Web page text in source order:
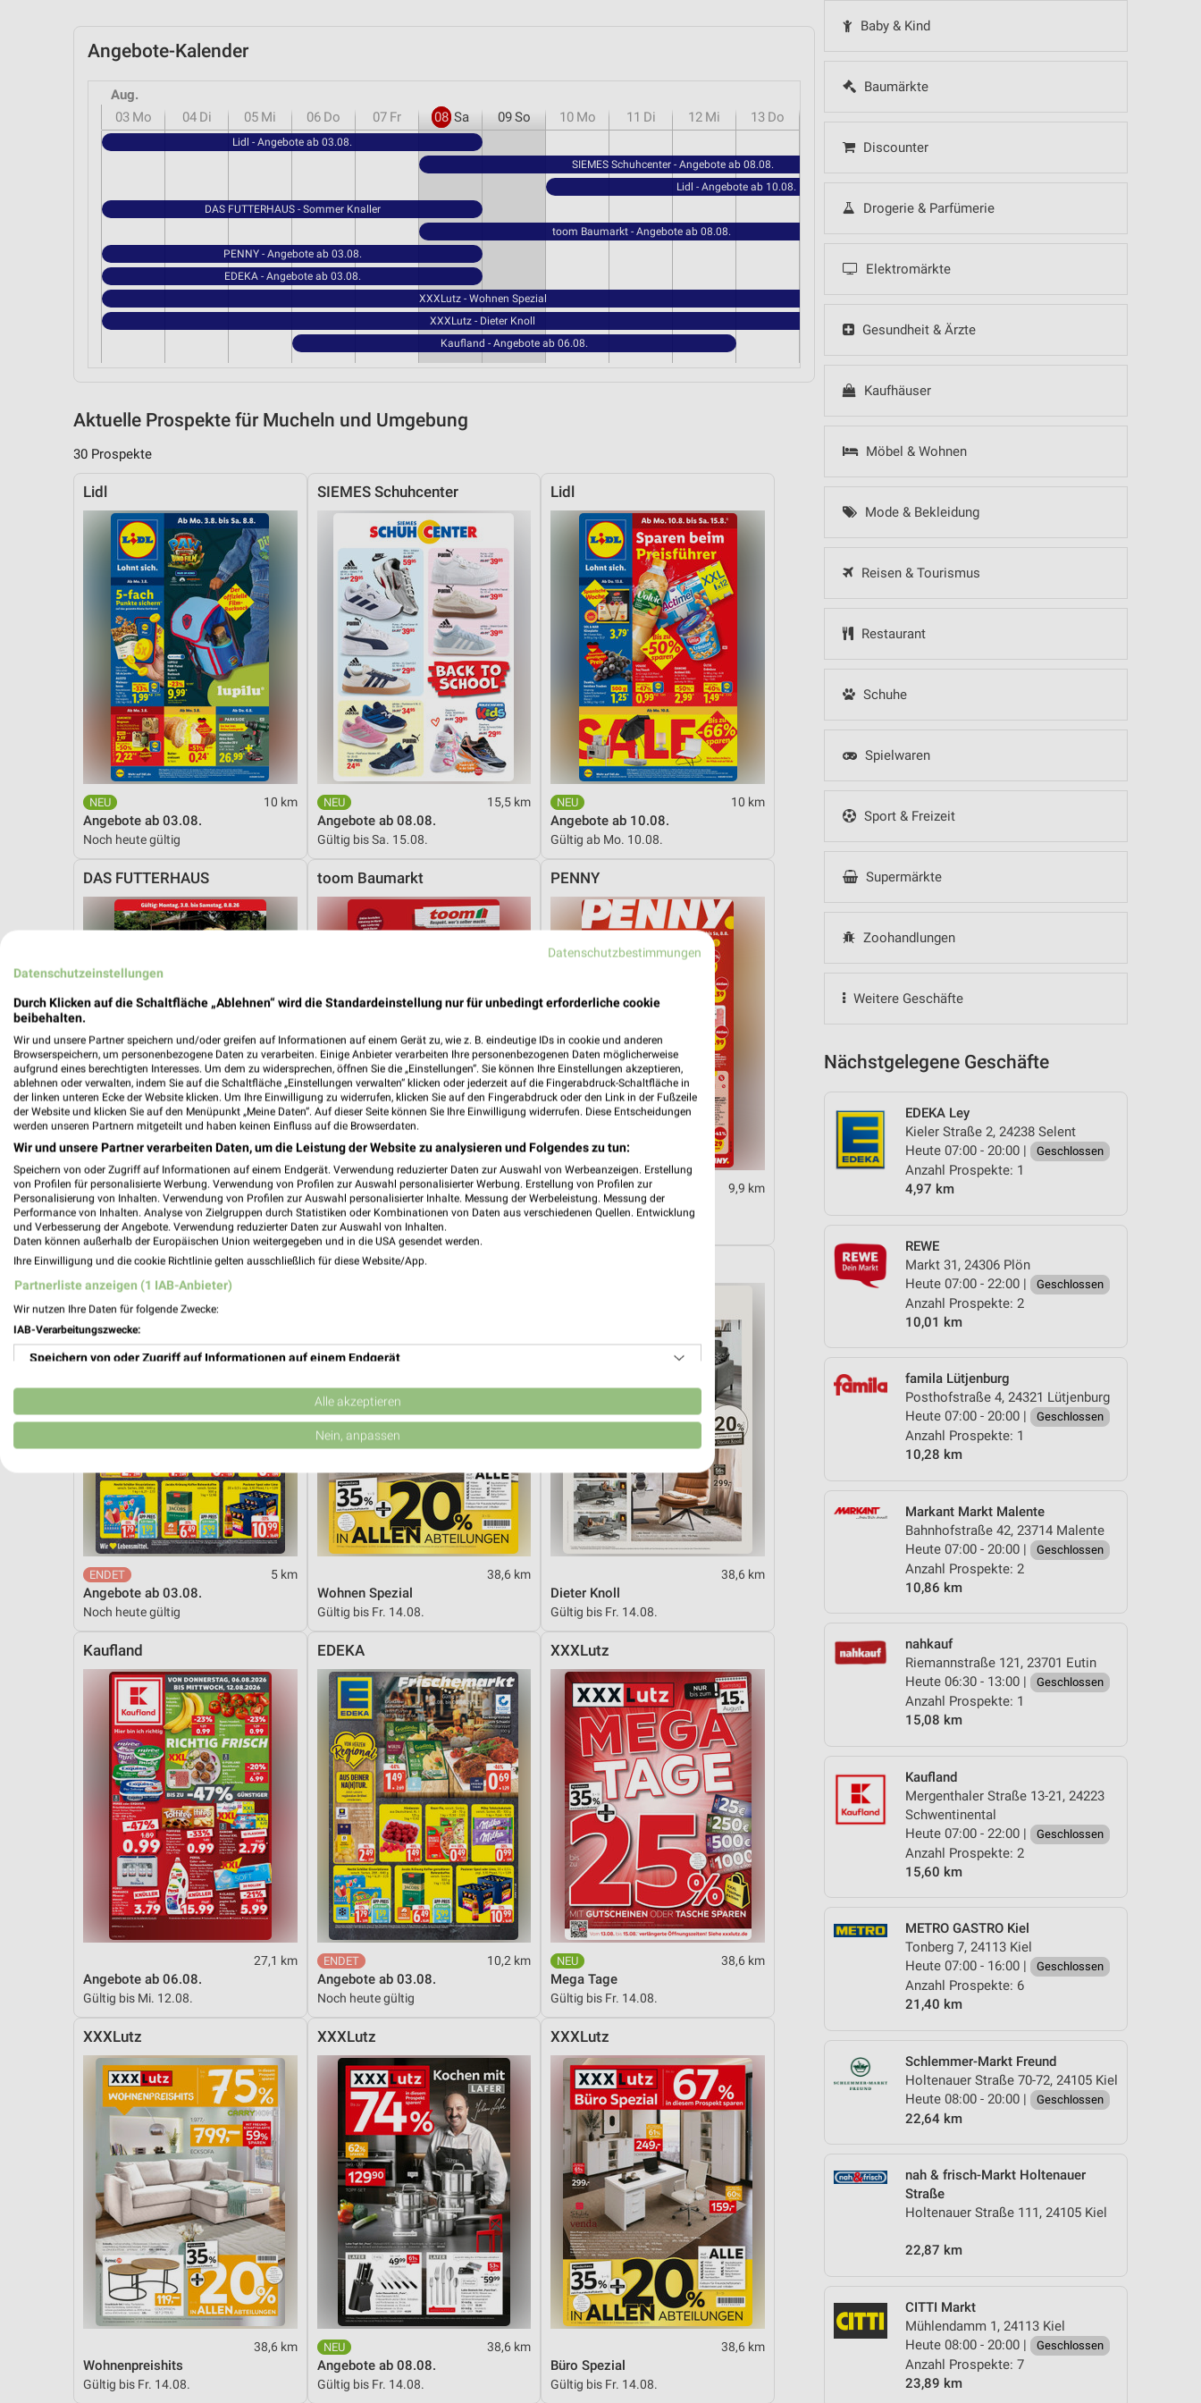
Baby & Kind
Baumärkte
Discounter
Drogerie & Parfümerie
Elektromärkte
Gesundheit & Ärzte
Kaufhäuser
Möbel & Wohnen
Mode & Bekleidung
Reisen & Tourismus
Restaurant
Schuhe
Spielwaren
Sport & Freizeit
Supermärkte
Zoohandlungen
Weitere Geschäfte
Nächstgelegene Geschäfte
EDEKA Ley
Kieler Straße 2, 24238 Selent
Heute 07:00 - 20:00 |
Geschlossen
Anzahl Prospekte: 1
4,97 km
REWE
Markt 31, 24306 Plön
Heute 07:00 - 22:00 |
Geschlossen
Anzahl Prospekte: 2
10,01 km
famila Lütjenburg
Posthofstraße 4, 24321 Lütjenburg
Heute 07:00 - 20:00 |
Geschlossen
Anzahl Prospekte: 1
10,28 km
Markant Markt Malente
Bahnhofstraße 42, 23714 Malente
Heute 07:00 - 20:00 |
Geschlossen
Anzahl Prospekte: 2
10,86 km
nahkauf
Riemannstraße 121, 23701 Eutin
Heute 06:30 - 13:00 |
Geschlossen
Anzahl Prospekte: 1
15,08 km
Kaufland
Mergenthaler Straße 13-21, 24223
Schwentinental
Heute 07:00 - 22:00 |
Geschlossen
Anzahl Prospekte: 2
15,60 km
METRO GASTRO Kiel
Tonberg 7, 24113 Kiel
Heute 07:00 - 16:00 |
Geschlossen
Anzahl Prospekte: 6
21,40 km
Schlemmer-Markt Freund
Holtenauer Straße 70-72, 24105 Kiel
Heute 08:00 - 20:00 |
Geschlossen
22,64 km
nah & frisch-Markt Holtenauer
Straße
Holtenauer Straße 111, 24105 Kiel
22,87 km
CITTI Markt
Mühlendamm 1, 24113 Kiel
Heute 08:00 - 20:00 |
Geschlossen
Anzahl Prospekte: 7
23,89 km
Angebote-Kalender
Aug.
03 Mo 04 Di 05 Mi 06 Do 07 Fr 08 Sa 09So 10 Mo 11 Di 12 Mi 13 Do
Lidl - Angebote ab 03.08.
SIEMES Schuhcenter - Angebote ab 08.08.
Lidl - Angebote ab 10.08.
DAS FUTTERHAUS - Sommer Knaller
toom Baumarkt - Angebote ab 08.08.
PENNY - Angebote ab 03.08.
EDEKA - Angebote ab 03.08.
XXXLutz - Wohnen Spezial
XXXLutz - Dieter Knoll
Kaufland - Angebote ab 06.08.
Aktuelle Prospekte für Mucheln und Umgebung
30 Prospekte
Lidl
10 km
Angebote ab 03.08.
Noch heute gültig
SIEMES Schuhcenter
15,5 km
Angebote ab 08.08.
Gültig bis Sa. 15.08.
Lidl
10 km
Angebote ab 10.08.
Gültig ab Mo. 10.08.
DAS FUTTERHAUS
15,5 km
Sommer Knaller
Noch heute gültig
toom Baumarkt
24,1 km
Angebote ab 08.08.
Gültig bis Fr. 14.08.
PENNY
9,9 km
Angebote ab 03.08.
EDEKA
5 km
Angebote ab 03.08.
Noch heute gültig
XXXLutz
38,6 km
Wohnen Spezial
Gültig bis Fr. 14.08.
38,6 km
Dieter Knoll
Gültig bis Fr. 14.08.
Kaufland
27,1 km
Angebote ab 06.08.
Gültig bis Mi. 12.08.
EDEKA
10,2 km
Angebote ab 03.08.
Noch heute gültig
XXXLutz
38,6 km
Mega Tage
Gültig bis Fr. 14.08.
XXXLutz
38,6 km
Wohnenpreishits
Gültig bis Fr. 14.08.
XXXLutz
38,6 km
Angebote ab 08.08.
Gültig bis Fr. 14.08.
XXXLutz
38,6 km
Büro Spezial
Gültig bis Fr. 14.08.
Datenschutzbestimmungen
Datenschutzeinstellungen
Durch Klicken auf die Schaltfläche „Ablehnen“ wird die Standardeinstellung nur für unbedingt erforderliche cookie
beibehalten.
Wir und unsere Partner speichern und/oder greifen auf Informationen auf einem Gerät zu, wie z. B. eindeutige IDs in cookie und anderen
Browserspeichern, um personenbezogene Daten zu verarbeiten. Einige Anbieter verarbeiten Ihre personenbezogenen Daten möglicherweise
aufgrund eines berechtigten Interesses. Um dem zu widersprechen, öffnen Sie die „Einstellungen“. Sie können Ihre Einstellungen akzeptieren,
ablehnen oder verwalten, indem Sie auf die Schaltfläche „Einstellungen verwalten“ klicken oder jederzeit auf die Fingerabdruck-Schaltfläche in
der linken unteren Ecke der Website klicken. Um Ihre Einwilligung zu widerrufen, klicken Sie auf den Fingerabdruck oder den Link in der Fußzeile
der Website und klicken Sie auf den Menüpunkt „Meine Daten“. Auf dieser Seite können Sie Ihre Einwilligung widerrufen. Diese Entscheidungen
werden unseren Partnern mitgeteilt und haben keinen Einfluss auf die Browserdaten.
Wir und unsere Partner verarbeiten Daten, um die Leistung der Website zu analysieren und Folgendes zu tun:
Speichern von oder Zugriff auf Informationen auf einem Endgerät. Verwendung reduzierter Daten zur Auswahl von Werbeanzeigen. Erstellung
von Profilen für personalisierte Werbung. Verwendung von Profilen zur Auswahl personalisierter Werbung. Erstellung von Profilen zur
Personalisierung von Inhalten. Verwendung von Profilen zur Auswahl personalisierter Inhalte. Messung der Werbeleistung. Messung der
Performance von Inhalten. Analyse von Zielgruppen durch Statistiken oder Kombinationen von Daten aus verschiedenen Quellen. Entwicklung
und Verbesserung der Angebote. Verwendung reduzierter Daten zur Auswahl von Inhalten.
Daten können außerhalb der Europäischen Union weitergegeben und in die USA gesendet werden.
Ihre Einwilligung und die cookie Richtlinie gelten ausschließlich für diese Website/App.
Partnerliste anzeigen (1 IAB-Anbieter)
Wir nutzen Ihre Daten für folgende Zwecke:
IAB-Verarbeitungszwecke:
Speichern von oder Zugriff auf Informationen auf einem Endgerät
Verwendung reduzierter Daten zur Auswahl von Werbeanzeigen
Erstellung von Profilen für personalisierte Werbung
Erstellung von Profilen zur Personalisierung von Inhalten
Verwendung von Profilen zur Auswahl personalisierter Inhalte
Messung der Werbeleistung
Messung der Performance von Inhalten
Analyse von Zielgruppen durch Statistiken oder Kombinationen von Daten aus verschiedenen
Entwicklung und Verbesserung der Angebote
Verwendung reduzierter Daten zur Auswahl von Inhalten
IAB-Besonderheiten:
Verwendung genauer Standortdaten
Geräte anhand von aktiv angeforderten Informationen identifizieren
Nicht-IAB-Verarbeitungszwecke:
Alle akzeptieren
Nein, anpassen